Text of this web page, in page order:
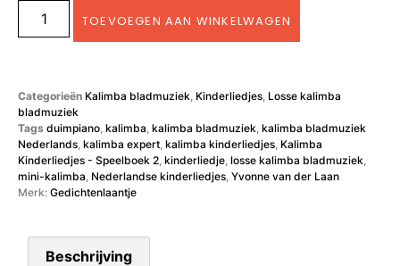
TOEVOEGEN AAN WINKELWAGEN
Categorieën Kalimba bladmuziek Kinderliedjes Losse kalimba
bladmuziek
Tags duimpiano kalimba kalimba bladmuziek kalimba bladmuziek
Nederlands kalimba expert kalimba kinderliedjes Kalimba
Kinderliedjes - Speelboek 2 kinderliedje losse kalimba bladmuziek
mini-kalimba Nederlandse kinderliedjes Yvonne van der Laan
Merk: Gedichtenlaantje
Beschrijving